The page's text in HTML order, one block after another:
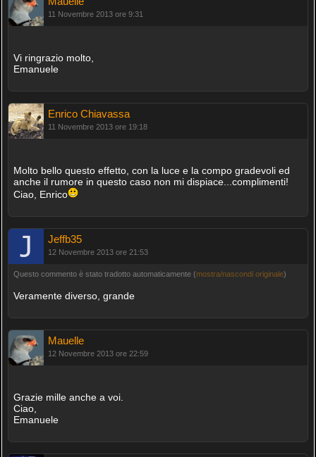
11 Novembre 2013 ore 9:31
Vi ringrazio molto,
Emanuele
Enrico Chiavassa
11 Novembre 2013 ore 19:18
Molto bello questo effetto, con la luce e la compo gradevoli ed
anche il rumore in questo caso non mi dispiace...complimenti!
Ciao, Enrico
Jeffb35
12 Novembre 2013 ore 21:53
Questo commento è stato tradotto automaticamente (mostra/nascondi originale)
Veramente diverso, grande
Mauelle
12 Novembre 2013 ore 22:59
Grazie mille anche a voi.
Ciao,
Emanuele